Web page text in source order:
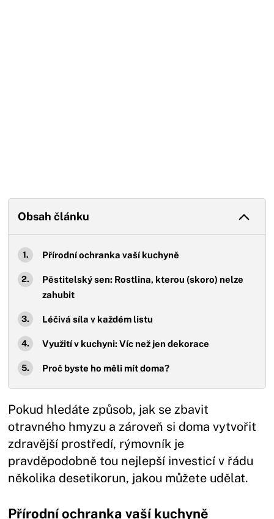
Obsah článku
Přírodní ochranka vaší kuchyně
Pěstitelský sen: Rostlina, kterou (skoro) nelze
zahubit
Léčivá síla v každém listu
Využití v kuchyni: Víc než jen dekorace
Proč byste ho měli mít doma?
Pokud hledáte způsob, jak se zbavit
otravného hmyzu a zároveň si doma vytvořit
zdravější prostředí, rýmovník je
pravděpodobně tou nejlepší investicí v řádu
několika desetikorun, jakou můžete udělat.
Přírodní ochranka vaší kuchyně